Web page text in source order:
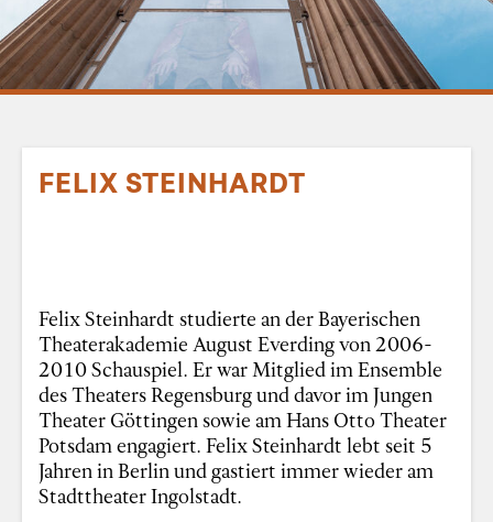
FELIX STEINHARDT
Felix Steinhardt studierte an der Bayerischen
Theaterakademie August Everding von 2006-
2010 Schauspiel. Er war Mitglied im Ensemble
des Theaters Regensburg und davor im Jungen
Theater Göttingen sowie am Hans Otto Theater
Potsdam engagiert. Felix Steinhardt lebt seit 5
Jahren in Berlin und gastiert immer wieder am
Stadttheater Ingolstadt.